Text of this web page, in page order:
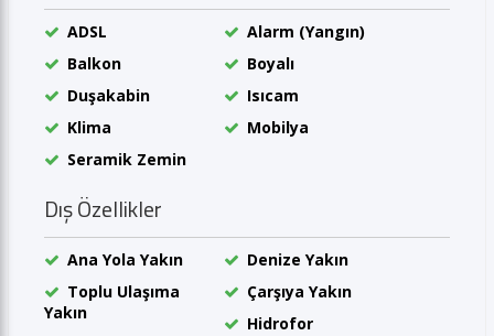
ADSL
Alarm (Yangın)
Balkon
Boyalı
Duşakabin
Isıcam
Klima
Mobilya
Seramik Zemin
Dış Özellikler
Ana Yola Yakın
Denize Yakın
Toplu Ulaşıma
Yakın
Çarşıya Yakın
Hidrofor